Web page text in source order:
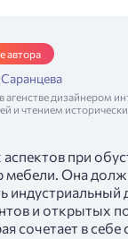
автора
агенстве дизайнером
и чтением
при
мебели. Она
индустриальный
и открытых
сочетает в себе